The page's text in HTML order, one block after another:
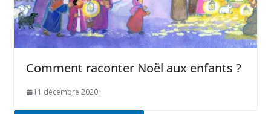
Comment raconter Noël aux enfants ?
11 décembre 2020